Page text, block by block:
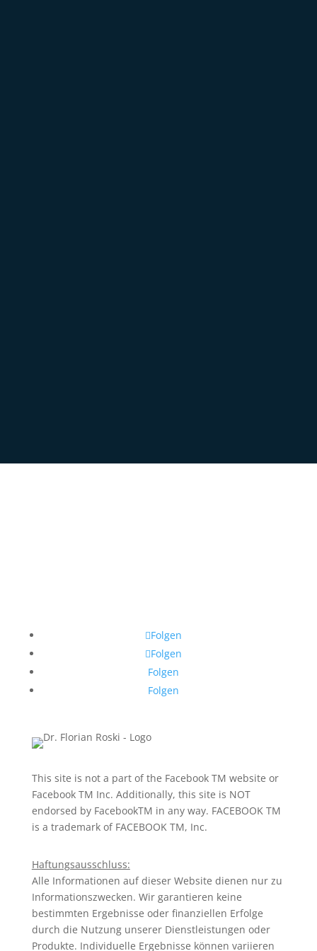
Folgen
Folgen
Folgen
Folgen
This site is not a part of the Facebook TM website or
Facebook TM Inc. Additionally, this site is NOT
endorsed by FacebookTM in any way. FACEBOOK TM
is a trademark of FACEBOOK TM, Inc.
Haftungsausschluss:
Alle Informationen auf dieser Website dienen nur zu
Informationszwecken. Wir garantieren keine
bestimmten Ergebnisse oder finanziellen Erfolge
durch die Nutzung unserer Dienstleistungen oder
Produkte. Individuelle Ergebnisse können variieren